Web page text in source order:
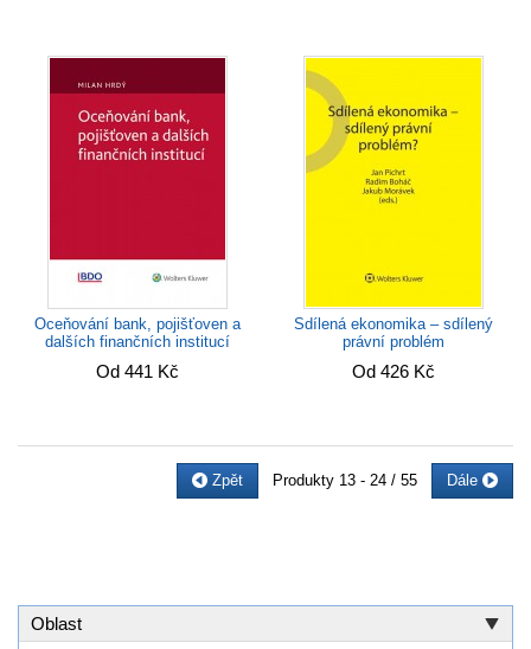
Oceňování bank, pojišťoven a
dalších finančních institucí
Od 441 Kč
Sdílená ekonomika – sdílený
právní problém
Od 426 Kč
Zpět Produkty 13 - 24 / 55 Dále
Oblast